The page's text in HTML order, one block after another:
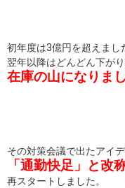
初年度は3億円を超えまし
翌年以降はどんどん下が
在庫の山になりまし
その対策会議で出たアイ
「通勤快足」と改
再スタートしました。